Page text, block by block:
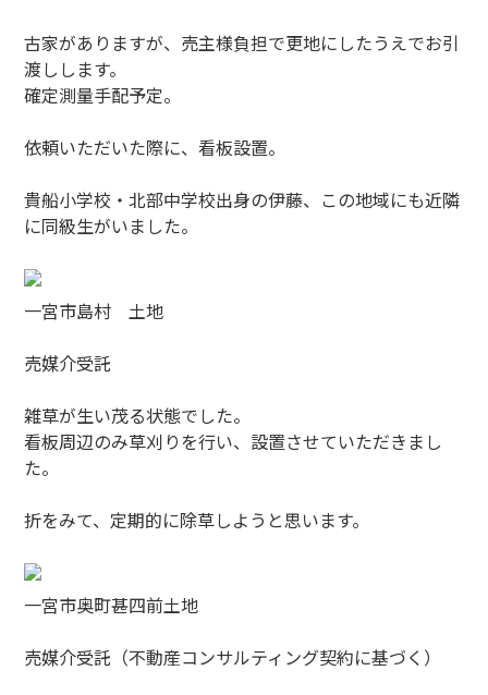
古家がありますが、売主様負担で更地にしたうえでお引
渡しします。
確定測量手配予定。
依頼いただいた際に、看板設置。
貴船小学校・北部中学校出身の伊藤、この地域にも近隣
に同級生がいました。
一宮市島村 土地
売媒介受託
雑草が生い茂る状態でした。
看板周辺のみ草刈りを行い、設置させていただきまし
た。
折をみて、定期的に除草しようと思います。
一宮市奥町甚四前土地
売媒介受託（不動産コンサルティング契約に基づく）